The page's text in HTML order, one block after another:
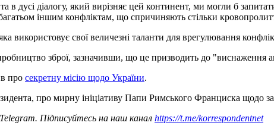
дусі діалогу, який вирізняє цей континент, ми могли б
іншим конфліктам, що спричиняють стільки
використовує свої величезні таланти для врегулювання
зброї, зазначивши, що це призводить до "виснаження
про секретну місію щодо України.
про мирну ініціативу Папи Римського Франциска щодо
Підписуйтесь на наш канал https://t.me/korrespondentnet